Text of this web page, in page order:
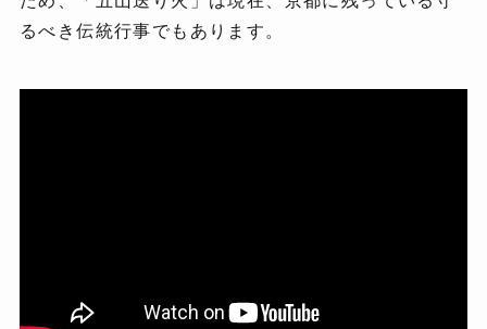
るべき伝統行事でもあります。